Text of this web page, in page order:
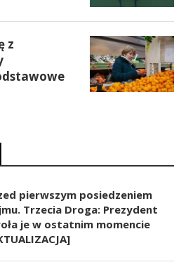
z
pierwszym posiedzeniem
Trzecia Droga: Prezydent
je w ostatnim momencie